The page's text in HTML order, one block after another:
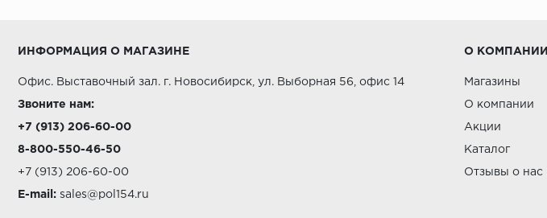
ИНФОРМАЦИЯ О МАГАЗИНЕ
Офис. Выставочный зал. г. Новосибирск, ул. Выборная 56, офис 14
Звоните нам:
+7 (913) 206-60-00
8-800-550-46-50
+7 (913) 206-60-00
E-mail: sales@pol154.ru
О КОМПАНИИ
Магазины
О компании
Акции
Каталог
Отзывы о нас